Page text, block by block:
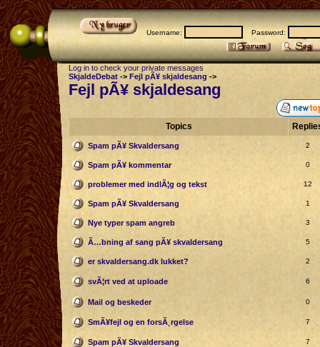
Username: Password:
Log in to check your private messages
SkjaldeDebat -> Fejl pÃ¥ skjaldesang ->
Fejl pÃ¥ skjaldesang
Topics
Spam pÃ¥ Skvaldersang 2
Spam pÃ¥ kommentar 0
problemer med indlÃ¦g og tekst 12
Spam pÃ¥ Skvaldersang 1
Nye typer spam angreb 3
Ã…bning af sang pÃ¥ skvaldersang 5
er skvaldersang.dk lukket? 2
svÃ¦rt ved at uploade 6
Mail og beskeder 0
SmÃ¥fejl og en forsÃ¸rgelse 7
Spam pÃ¥ Skvaldersang 7